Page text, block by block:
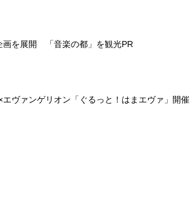
画を展開 「音楽の都」を観光PR
ヴァンゲリオン「ぐるっと！はまエヴァ」開催